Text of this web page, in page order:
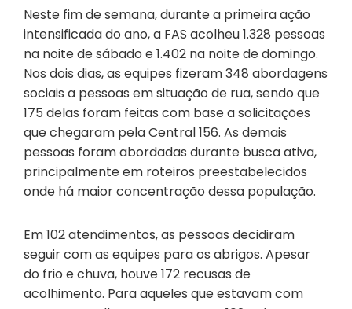
Neste fim de semana, durante a primeira ação
intensificada do ano, a FAS acolheu 1.328 pessoas
na noite de sábado e 1.402 na noite de domingo.
Nos dois dias, as equipes fizeram 348 abordagens
sociais a pessoas em situação de rua, sendo que
175 delas foram feitas com base a solicitações
que chegaram pela Central 156. As demais
pessoas foram abordadas durante busca ativa,
principalmente em roteiros preestabelecidos
onde há maior concentração dessa população.
Em 102 atendimentos, as pessoas decidiram
seguir com as equipes para os abrigos. Apesar
do frio e chuva, houve 172 recusas de
acolhimento. Para aqueles que estavam com